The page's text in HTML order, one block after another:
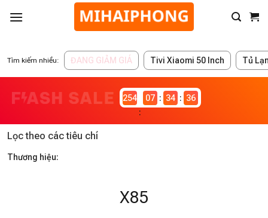
Tìm kiếm nhiều: ĐANG GIẢM GIÁ Tivi Xiaomi 50 Inch Tủ
2546981
07 34 36
Lọc theo các tiêu chí
Thương hiệu:
X85